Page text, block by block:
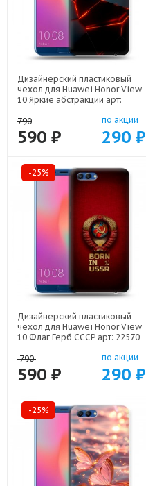
Дизайнерский пластиковый
чехол для Huawei Honor View
10 Яркие абстракции арт:
790
590 ₽
по акции
290 ₽
-25%
Дизайнерский пластиковый
чехол для Huawei Honor View
10 Флаг Герб СССР арт: 22570
790
590 ₽
по акции
290 ₽
-25%